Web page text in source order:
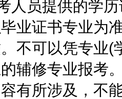
员提供的学历
业证书专业为
不可以凭专业(
辅修专业报考
有所涉及，不